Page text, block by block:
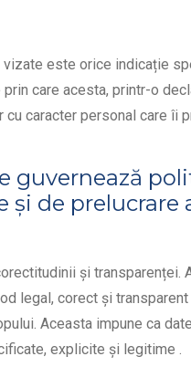
este orice indicație
care acesta, printr-o
caracter personal care îi
guvernează
de prelucrare
și transparenței.
legal, corect și
Aceasta impune ca
explicite și legitime .